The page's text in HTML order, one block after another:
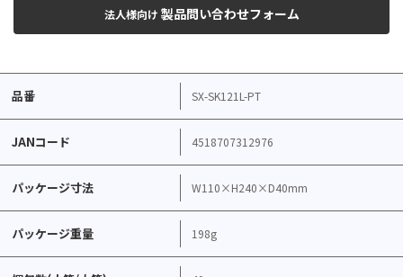
法人様向け 製品問い合わせフォーム
品番 SX-SK121L-PT
JANコード 4518707312976
パッケージ寸法 W110×H240×D40mm
パッケージ重量 198g